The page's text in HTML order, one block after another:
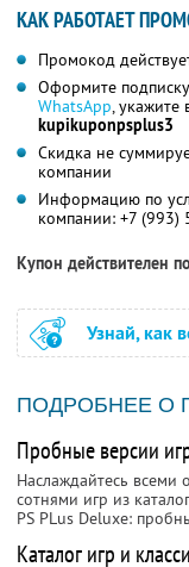
КАК РАБОТАЕТ
Промокод
Оформите
WhatsApp, укажите
kupikuponpsplus3
Скидка не
компании
Информацию по
компании: +7 (993)
Купон действителен
Узнай, как
ПОДРОБНЕЕ О
Пробные версии
Наслаждайтесь всеми
сотнями игр из
PS PLus Deluxe:
Каталог игр и